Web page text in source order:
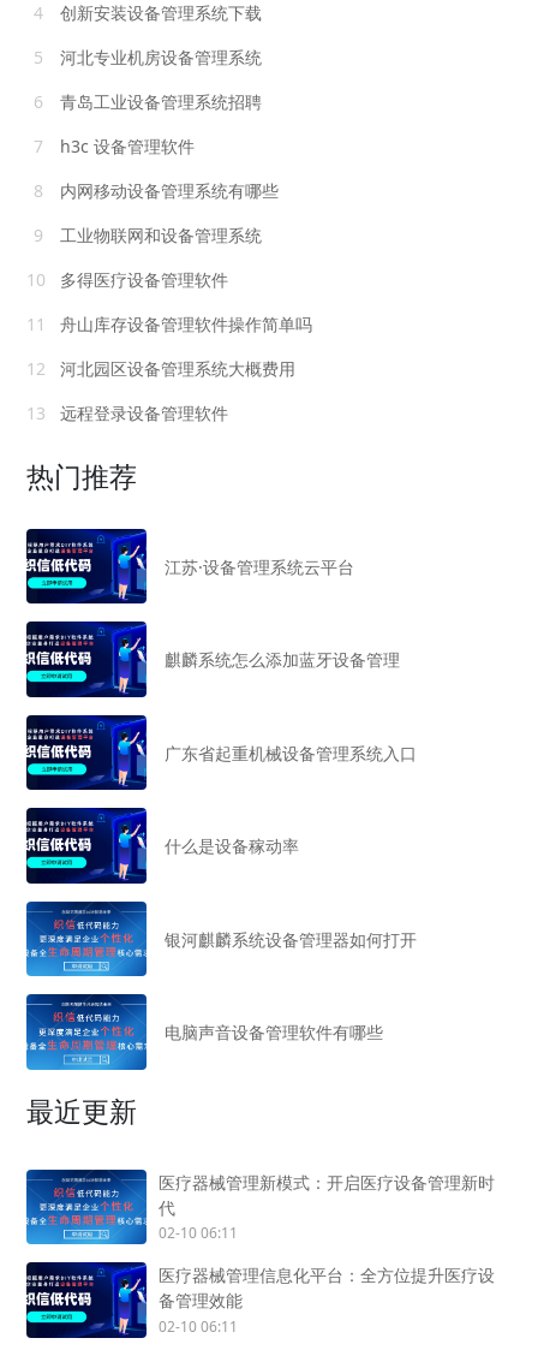
4
创新安装设备管理系统下载
5
河北专业机房设备管理系统
6
青岛工业设备管理系统招聘
7
h3c 设备管理软件
8
内网移动设备管理系统有哪些
9
工业物联网和设备管理系统
10
多得医疗设备管理软件
11
舟山库存设备管理软件操作简单吗
12
河北园区设备管理系统大概费用
13
远程登录设备管理软件
热门推荐
江苏·设备管理系统云平台
麒麟系统怎么添加蓝牙设备管理
广东省起重机械设备管理系统入口
什么是设备稼动率
银河麒麟系统设备管理器如何打开
电脑声音设备管理软件有哪些
最近更新
医疗器械管理新模式：开启医疗设备管理新时
代
02-10 06:11
医疗器械管理信息化平台：全方位提升医疗设
备管理效能
02-10 06:11